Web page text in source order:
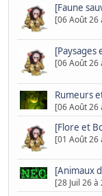
[Faune
[06 Août 26
[06 Août 26
Rumeurs
[06 Août 26
[Flore et
[01 Août 26
[Animaux
[28 Juil 26 à